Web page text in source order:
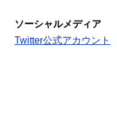
ソーシャルメディア
Twitter公式アカウント